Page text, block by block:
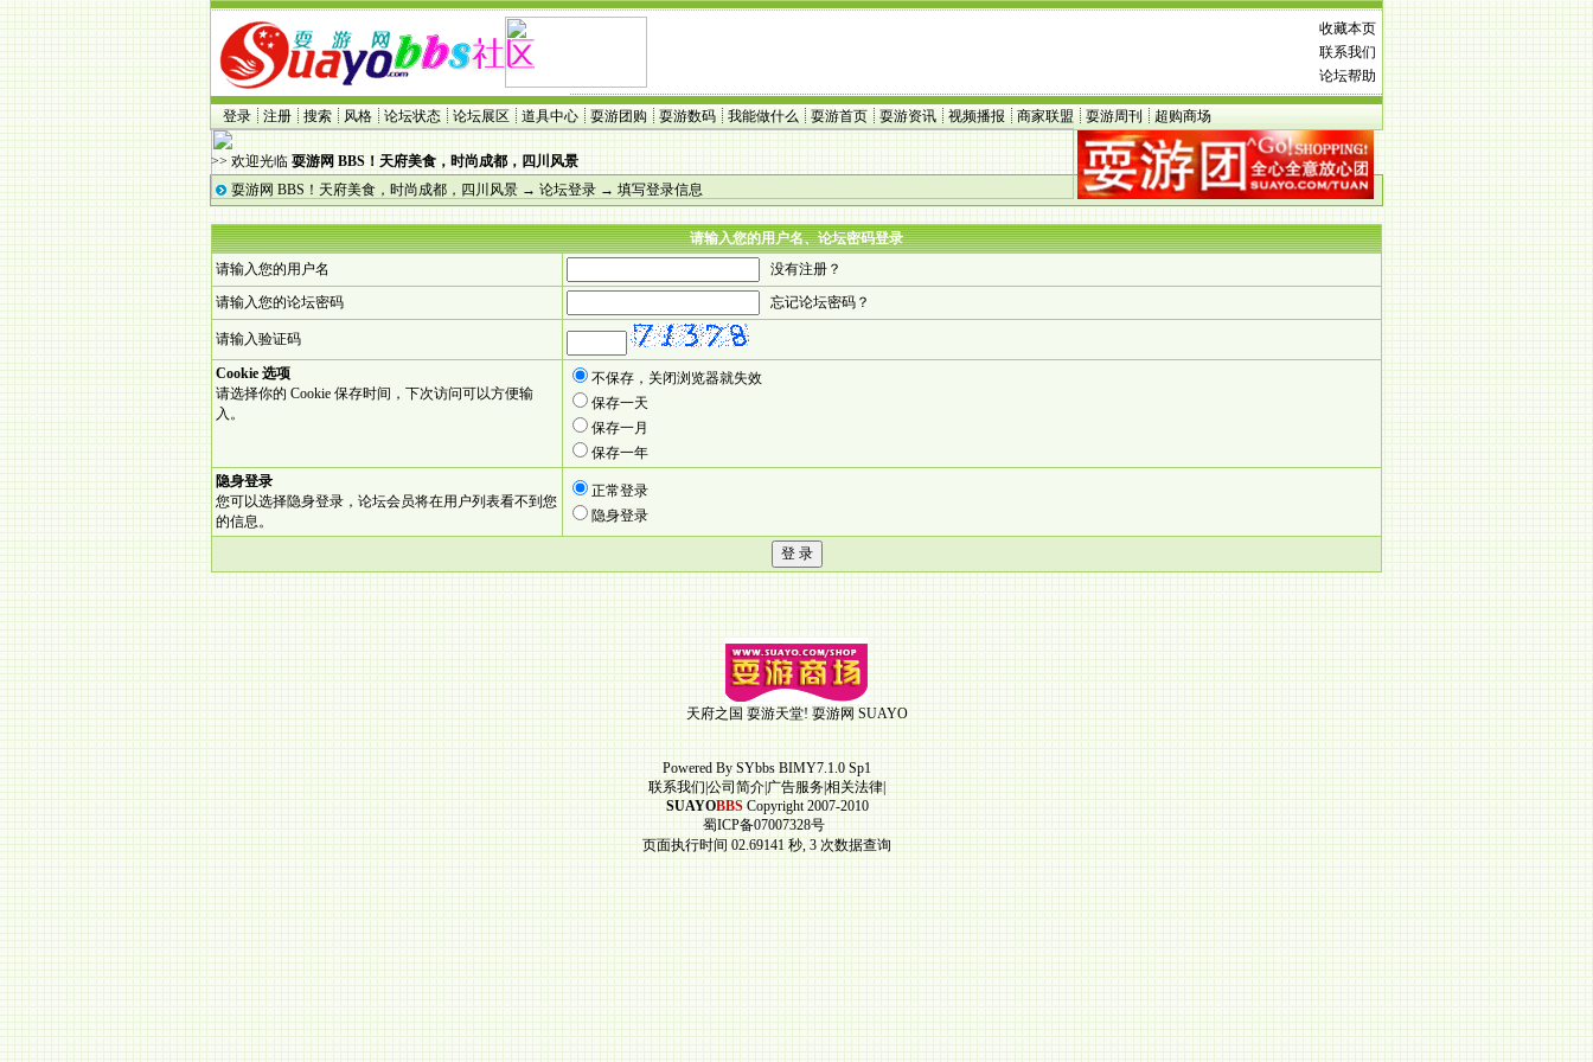
收藏本页
联系我们
论坛帮助
登录 注册 搜索 风格 论坛状态 论坛展区 道具中心 耍游团购 耍游数码 我能做什么 耍游首页 耍游资讯 视频播报 商家联盟 耍游周刊 超购商场
>> 欢迎光临 耍游网 BBS！天府美食，时尚成都，四川风景
耍游网 BBS！天府美食，时尚成都，四川风景 → 论坛登录 → 填写登录信息
请输入您的用户名、论坛密码登录
请输入您的用户名
没有注册？
请输入您的论坛密码
忘记论坛密码？
请输入验证码
Cookie 选项
请选择你的 Cookie 保存时间，下次访问可以方便输
入。
不保存，关闭浏览器就失效
保存一天
保存一月
保存一年
隐身登录
您可以选择隐身登录，论坛会员将在用户列表看不到您
的信息。
正常登录
隐身登录
天府之国 耍游天堂! 耍游网 SUAYO
Powered By SYbbs BIMY7.1.0 Sp1
联系我们 公司简介 广告服务相关法律
SUAYOBBSCopyright 2007-2010
蜀ICP备07007328号
页面执行时间 02.69141 秒, 3 次数据查询